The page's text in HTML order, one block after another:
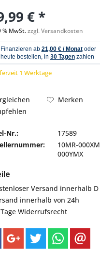
€ *
% MwSt.zzgl. Versandkosten
1 Werktage
Merken
Nr.:
17589
10MR-
000YMX
Versand innerhalb D
innerhalb von 24h
Widerrufsrecht